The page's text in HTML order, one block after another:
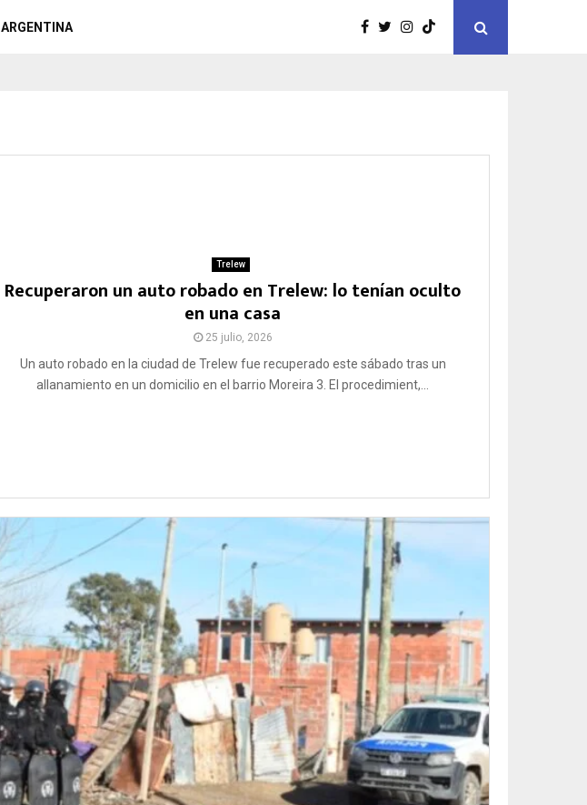
ARGENTINA
Trelew
Recuperaron un auto robado en Trelew: lo tenían oculto
en una casa
25 julio, 2026
Un auto robado en la ciudad de Trelew fue recuperado este sábado tras un
allanamiento en un domicilio en el barrio Moreira 3. El procedimient,...